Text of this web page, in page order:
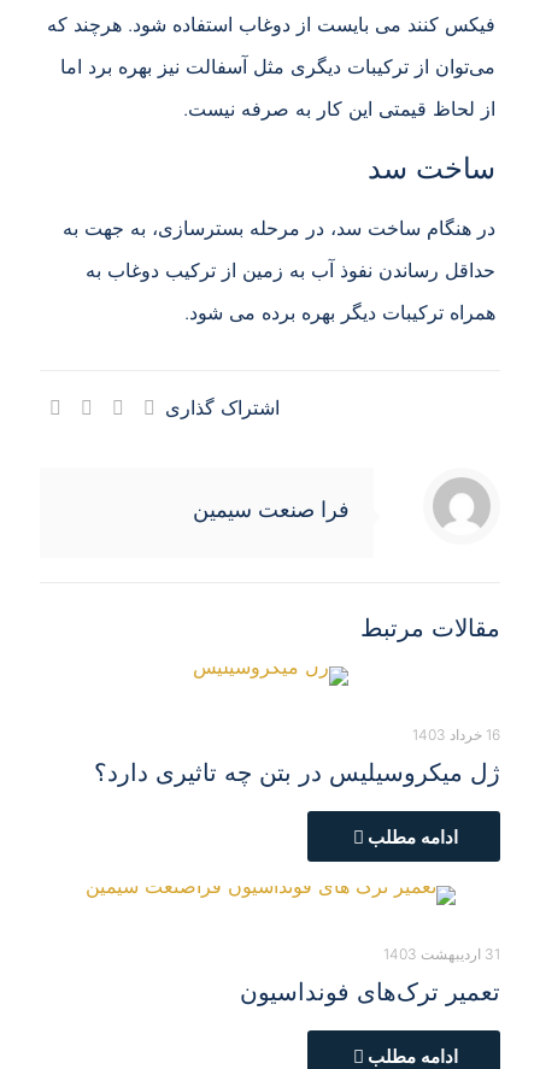
فیکس کنند می بایست از دوغاب استفاده شود. هرچند که
می‌توان از ترکیبات دیگری مثل آسفالت نیز بهره برد اما
از لحاظ قیمتی این کار به صرفه نیست.
ساخت سد
در هنگام ساخت سد، در مرحله بسترسازی، به جهت به
حداقل رساندن نفوذ آب به زمین از ترکیب دوغاب به
همراه ترکیبات دیگر بهره برده می شود.
اشتراک گذاری
فرا صنعت سیمین
مقالات مرتبط
16 خرداد 1403
ژل میکروسیلیس در بتن چه تاثیری دارد؟
ادامه مطلب
31 اردیبهشت 1403
تعمیر ترک‌های فونداسیون
ادامه مطلب